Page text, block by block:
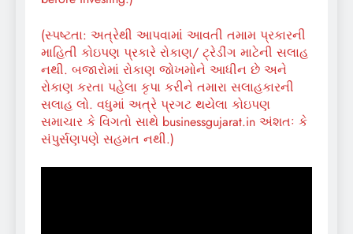
(સ્પષ્ટતા: અત્રેથી આપવામાં આવતી તમામ પ્રકારની
માહિતી કોઇપણ પ્રકારે રોકાણ/ ટ્રેડીંગ માટેની સલાહ
નથી. બજારોમાં રોકાણ જોખમોને આધીન છે અને
રોકાણ કરતા પહેલા કૃપા કરીને તમારા સલાહકારની
સલાહ લો. વધુમાં અત્રે પ્રગટ થયેલા કોઇપણ
સમાચાર કે વિગતો સાથે businessgujarat.in અંશતઃ કે
સંપુર્સણપણે સહમત નથી.)